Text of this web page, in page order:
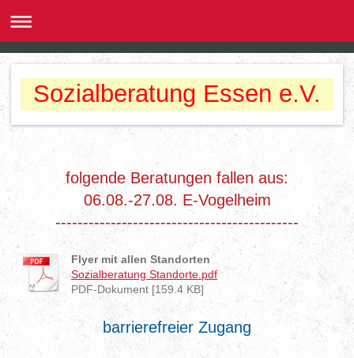
Sozialberatung Essen e.V.
folgende Beratungen fallen aus:
06.08.-27.08. E-Vogelheim
--------------------------------------------
Flyer mit allen Standorten
Sozialberatung Standorte.pdf
PDF-Dokument [159.4 KB]
barrierefreier Zugang